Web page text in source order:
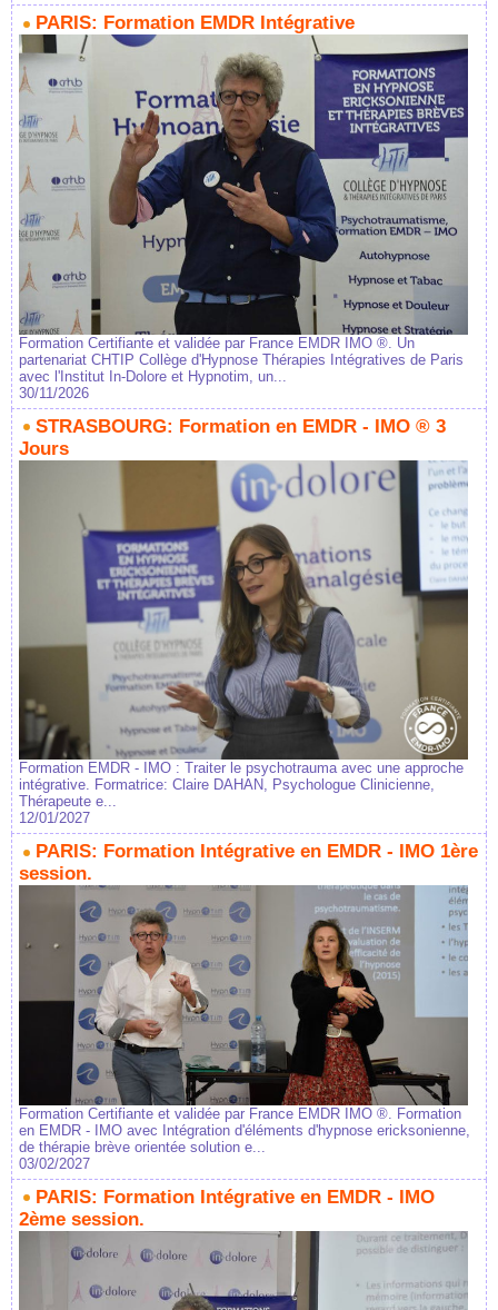
PARIS: Formation EMDR Intégrative
Formation Certifiante et validée par France EMDR IMO ®. Un
partenariat CHTIP Collège d'Hypnose Thérapies Intégratives de Paris
avec l'Institut In-Dolore et Hypnotim, un...
30/11/2026
STRASBOURG: Formation en EMDR - IMO ® 3
Jours
Formation EMDR - IMO : Traiter le psychotrauma avec une approche
intégrative. Formatrice: Claire DAHAN, Psychologue Clinicienne,
Thérapeute e...
12/01/2027
PARIS: Formation Intégrative en EMDR - IMO 1ère
session.
Formation Certifiante et validée par France EMDR IMO ®. Formation
en EMDR - IMO avec Intégration d'éléments d'hypnose ericksonienne,
de thérapie brève orientée solution e...
03/02/2027
PARIS: Formation Intégrative en EMDR - IMO
2ème session.